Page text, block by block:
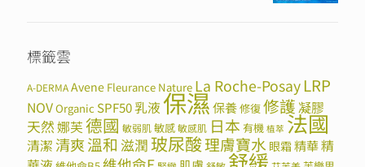
標籤雲
A-DERMAAvene Fleurance Nature La Roche-PosayLRP
NOVOrganic SPF50乳液保濕保養修復修護凝膠
天然娜芙德國 敏弱肌敏感敏感肌 日本 有機 植萃 法國
清潔清爽溫和 滋潤 玻尿酸理膚寶水 眼霜精華精